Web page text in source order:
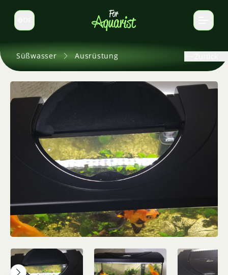
Sprache wechseln
Süßwasser Ausrüstung